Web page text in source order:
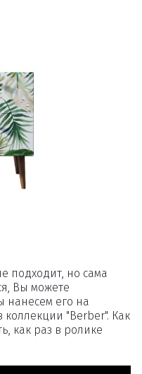
подходит, но сама
Вы можете
нанесем его на
"Berber". Как
как раз в ролике